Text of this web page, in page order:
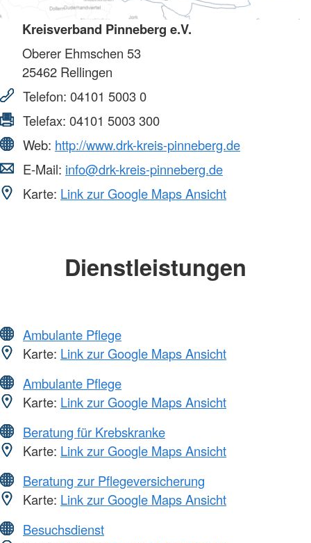
Kreisverband Pinneberg e.V.
Oberer Ehmschen 53
25462 Rellingen
Telefon: 04101 5003 0
Telefax: 04101 5003 300
Web: http://www.drk-kreis-pinneberg.de
E-Mail: info@drk-kreis-pinneberg.de
Karte: Link zur Google Maps Ansicht
Dienstleistungen
Ambulante Pflege
Karte: Link zur Google Maps Ansicht
Ambulante Pflege
Karte: Link zur Google Maps Ansicht
Beratung für Krebskranke
Karte: Link zur Google Maps Ansicht
Beratung zur Pflegeversicherung
Karte: Link zur Google Maps Ansicht
Besuchsdienst